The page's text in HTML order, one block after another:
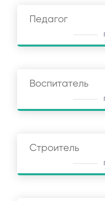
Педагог
Воспитатель
Строитель